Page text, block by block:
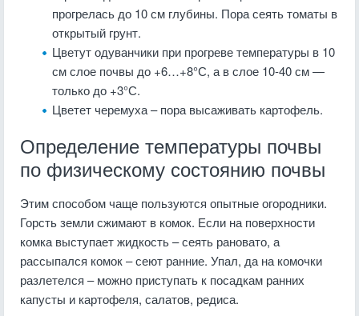
прогрелась до 10 см глубины. Пора сеять томаты в
открытый грунт.
Цветут одуванчики при прогреве температуры в 10
см слое почвы до +6…+8°С, а в слое 10-40 см —
только до +3°С.
Цветет черемуха – пора высаживать картофель.
Определение температуры почвы
по физическому состоянию почвы
Этим способом чаще пользуются опытные огородники.
Горсть земли сжимают в комок. Если на поверхности
комка выступает жидкость – сеять рановато, а
рассыпался комок – сеют ранние. Упал, да на комочки
разлетелся – можно приступать к посадкам ранних
капусты и картофеля, салатов, редиса.